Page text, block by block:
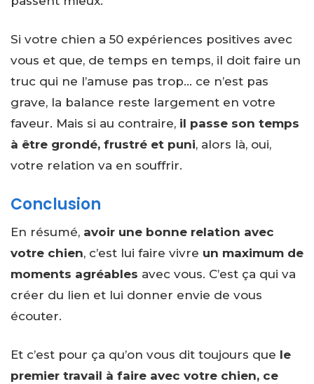
Si votre chien a 50 expériences positives avec
vous et que, de temps en temps, il doit faire un
truc qui ne l’amuse pas trop… ce n’est pas
grave, la balance reste largement en votre
faveur. Mais si au contraire, il passe son temps
à être grondé, frustré et puni, alors là, oui,
votre relation va en souffrir.
Conclusion
En résumé, avoir une bonne relation avec
votre chien, c’est lui faire vivre un maximum de
moments agréables avec vous. C’est ça qui va
créer du lien et lui donner envie de vous
écouter.
Et c’est pour ça qu’on vous dit toujours que le
premier travail à faire avec votre chien, ce